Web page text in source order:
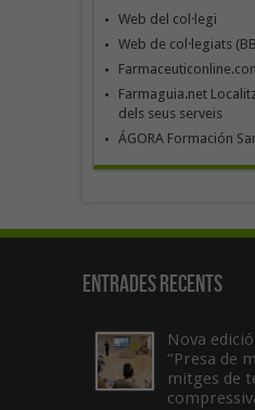
Web del col·legi
Web de col·legiats
Farmaguia.net
dels seus serveis
ÁGORA Formación
Entrades recents
Nova
“Presa de
mitges de